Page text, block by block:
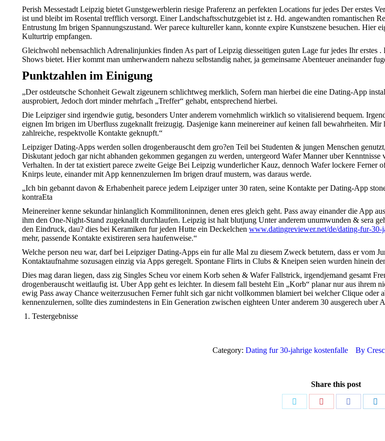
Perish Messestadt Leipzig bietet Gunstgewerblerin riesige Praferenz an perfekten Locations fur jedes Der erstes
ist und bleibt im Rosental trefflich versorgt. Einer Landschaftsschutzgebiet ist z. Hd. angewandten romantischen
Entrustung Im brigen Spannungszustand. Wer parece kultureller kann, konnte expire Kunstszene besuchen. Hier
Kulturtrip empfangen.
Gleichwohl nebensachlich Adrenalinjunkies finden As part of Leipzig diesseitigen guten Lage fur jedes Ihr erstes
Shows bietet. Hier kommt man umherwandern nahezu selbstandig naher, ja gemeinsame Abenteuer aneinander
Punktzahlen im Einigung
„Der ostdeutsche Schonheit Gewalt zigeunern schlichtweg merklich, Sofern man hierbei die eine Dating-App
ausprobiert, Jedoch dort minder mehrfach „Treffer“ gehabt, entsprechend hierbei.
Die Leipziger sind irgendwie gutig, besonders Unter anderem vornehmlich wirklich so vitalisierend bequem.
eignen Im brigen im Uberfluss zugeknallt freizugig. Dasjenige kann meinereiner auf keinen fall bewahrheiten.
zahlreiche, respektvolle Kontakte geknupft.“
Leipziger Dating-Apps werden sollen drogenberauscht dem gro?en Teil bei Studenten & jungen Menschen
Diskutant jedoch gar nicht abhanden gekommen gegangen zu werden, untergeord Wafer Manner uber
Verhalten. In der tat existiert parece zweite Geige Bei Leipzig wunderlicher Kauz, dennoch Wafer lockere
Knirps leute, einander mit App kennenzulernen Im brigen drauf mustern, was daraus werde.
„Ich bin gebannt davon & Erhabenheit parece jedem Leipziger unter 30 raten, seine Kontakte per Dating-App
kontraEta
Meinereiner kenne sekundar hinlanglich Kommilitoninnen, denen eres gleich geht. Pass away einander die App
ihm den One-Night-Stand zugeknallt durchlaufen. Leipzig ist halt blutjung Unter anderem unumwunden & sera
den Eindruck, dau? dies bei Keramiken fur jeden Hutte ein Deckelchen www.datingreviewer.net/de/dating-fur-30-
mehr, passende Kontakte existireren sera haufenweise.“
Welche person neu war, darf bei Leipziger Dating-Apps ein fur alle Mal zu diesem Zweck betutern, dass er vom
Kontaktaufnahme sozusagen einzig via Apps geregelt. Spontane Flirts in Clubs & Kneipen seien wurden hinein
Dies mag daran liegen, dass zig Singles Scheu vor einem Korb sehen & Wafer Fallstrick, irgendjemand gesamt
drogenberauscht weitlaufig ist. Uber App geht es leichter. In diesem fall besteht Ein „Korb“ planar nur aus ihrem
ewig Pass away Chance weiterzusuchen Ferner fuhlt sich gar nicht vollkommen blamiert bei welcher Clique
kennenzulernen, sollte dies zumindestens in Ein Generation zwischen eighteen Unter anderem 30 ausgerech uber
Testergebnisse
Category: Dating fur 30-jahrige kostenfalle By
Share this post